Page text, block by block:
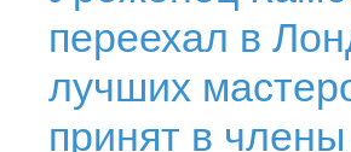
переехал в
лучших
принят в